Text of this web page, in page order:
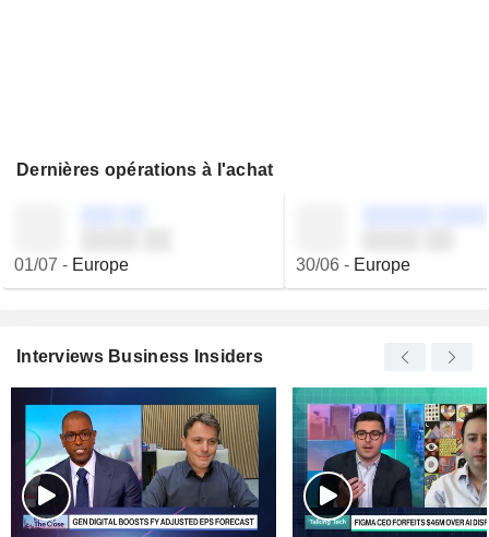
Dernières opérations à l'achat
01/07 - Europe 30/06- Europe
Interviews Business Insiders